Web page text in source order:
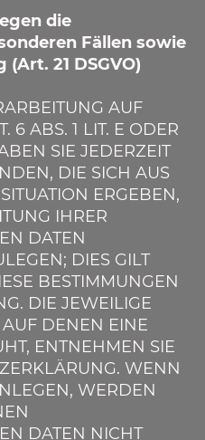
die
Fällen sowie
21 DSGVO)
AUF
6 ABS. 1 LIT. E ODER
SIE JEDERZEIT
DIE SICH AUS
ERGEBEN,
IHRER
DATEN
DIES GILT
BESTIMMUNGEN
DIE JEWEILIGE
DENEN EINE
ENTNEHMEN SIE
WENN
WERDEN
DATEN NICHT